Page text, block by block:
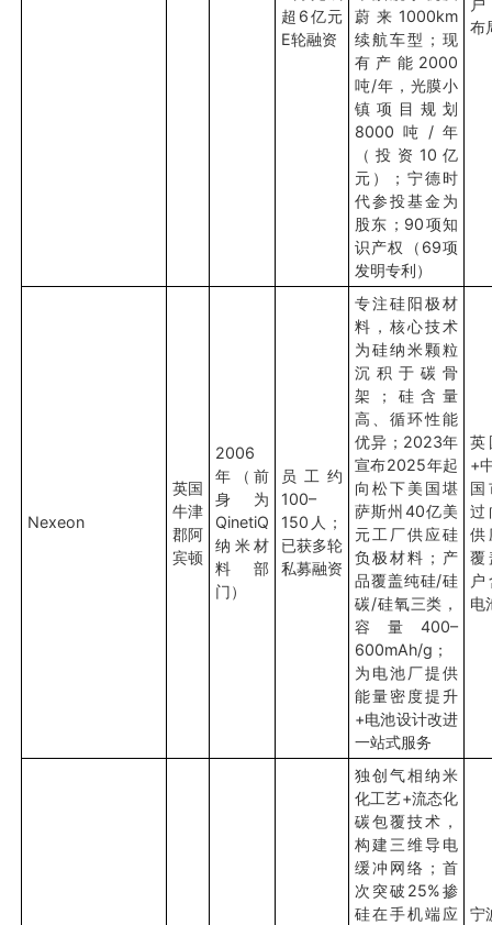
超6亿元
E轮融资
蔚来1000km
续航车型；现
有产能2000
吨/年，光膜小
镇项目规划
8000吨/年
（投资10亿
元）；宁德时
代参投基金为
股东；90项知
识产权（69项
发明专利）
布
Nexeon
英国
牛津
郡阿
宾顿
2006
年（前
身为
QinetiQ
纳米材
料部
门）
员工约
100–
150人；
已获多轮
私募融资
专注硅阳极材
料，核心技术
为硅纳米颗粒
沉积于碳骨
架；硅含量
高、循环性能
优异；2023年
宣布2025年起
向松下美国堪
萨斯州40亿美
元工厂供应硅
负极材料；产
品覆盖纯硅/硅
碳/硅氧三类，
容量400–
600mAh/g；
为电池厂提供
能量密度提升
+电池设计改进
一站式服务
英
+
过
供
覆
电
独创气相纳米
化工艺+流态化
碳包覆技术，
构建三维导电
缓冲网络；首
次突破25%掺
硅在手机端应
宁